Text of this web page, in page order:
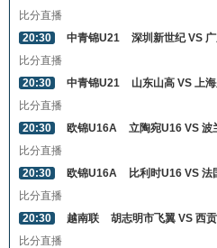
比分直播
20:30
中青锦U21
深圳新世纪 VS
比分直播
20:30
中青锦U21
山东山高 VS 上
比分直播
20:30
欧锦U16A
立陶宛U16 VS 波
比分直播
20:30
欧锦U16A
比利时U16 VS 法
比分直播
20:30
越南联
胡志明市飞翼 VS 西
比分直播